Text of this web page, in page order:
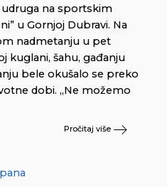
na sportskim
u Gornjoj Dubravi. Na
nadmetanju u pet
kuglani, šahu, gađanju
bele okušalo se preko
dobi. „Ne možemo
Pročitaj više